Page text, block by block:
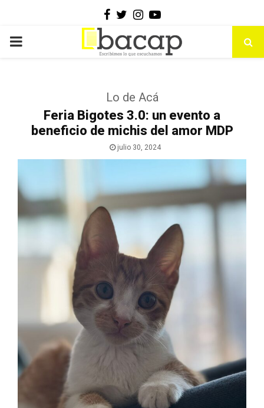
Facebook
Twitter
Instagram
Youtube
PRIMARY
Lo de Acá
Feria Bigotes 3.0: un evento a
beneficio de michis del amor MDP
julio 30, 2024